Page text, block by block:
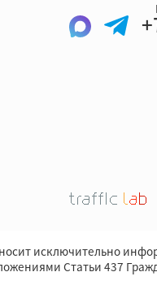
исключительно
Статьи 437